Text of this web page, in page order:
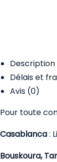
Description
Délais et
Avis (0)
Pour toute
Casablanca:
Bouskoura,